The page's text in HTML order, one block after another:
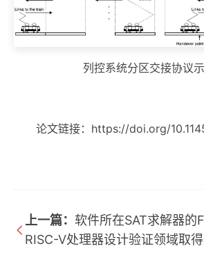
列控系统分区交接协议
论文链接： https://doi.org/
上一篇： 软件所在SAT求解器的
RISC-V处理器设计验证领域取